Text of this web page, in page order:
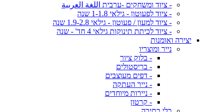
- ציוד ומשחקים -ערבית اللغة العربية
- ציוד לפעוטון - גילאי 1-1.8 שנה
- ציוד למעון / פעוטון - גילאי 1.9-2.8 שנה
- ציוד לכיתת תינוקות גילאי 4 חד' - שנה
יצירה ואומנות
נייר ומוצריו
- בלוק ציור
- בריסטולים
- דפים מעוצבים
- נייר העתקה
- ניירות מיוחדים
- קרטון